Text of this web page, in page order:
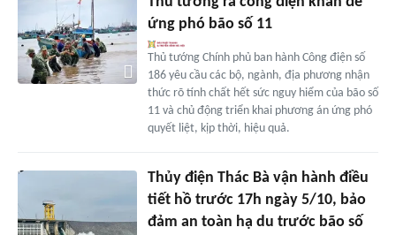
ứng phó bão số 11
Thủ tướng Chính phủ ban hành Công điện số
186 yêu cầu các bộ, ngành, địa phương nhận
thức rõ tính chất hết sức nguy hiểm của bão số
11 và chủ động triển khai phương án ứng phó
quyết liệt, kịp thời, hiệu quả.
Thủy điện Thác Bà vận hành điều
tiết hồ trước 17h ngày 5/10, bảo
đảm an toàn hạ du trước bão số